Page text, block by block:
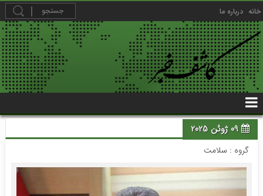
خانه درباره ما
09 ژوئن 2025
گروه : سلامت